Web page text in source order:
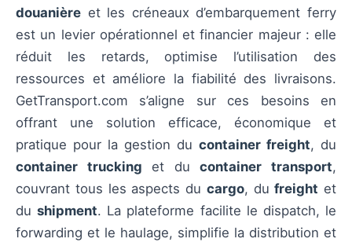
douanière et les créneaux d’embarquement ferry
est un levier opérationnel et financier majeur : elle
réduit les retards, optimise l’utilisation des
ressources et améliore la fiabilité des livraisons.
GetTransport.com s’aligne sur ces besoins en
offrant une solution efficace, économique et
pratique pour la gestion du container freight, du
container trucking et ducontainer transport,
couvrant tous les aspects du cargo, dufreight et
dushipment. La plateforme facilite le dispatch, le
forwarding et le haulage, simplifie la distribution et